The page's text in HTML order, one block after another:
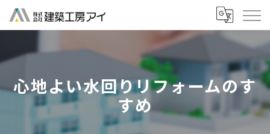
心地よい水回りリフォームのす
すめ